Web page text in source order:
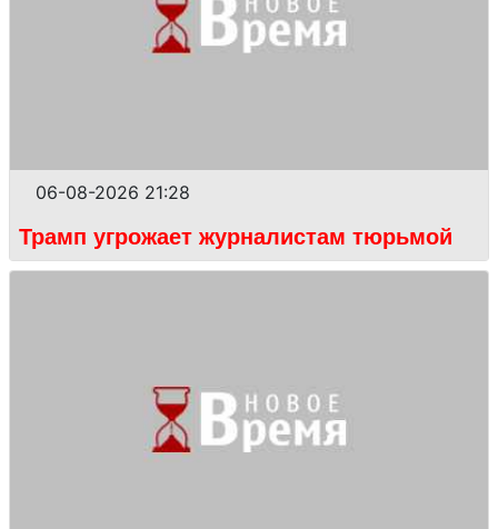
06-08-2026 21:28
Трамп угрожает журналистам тюрьмой